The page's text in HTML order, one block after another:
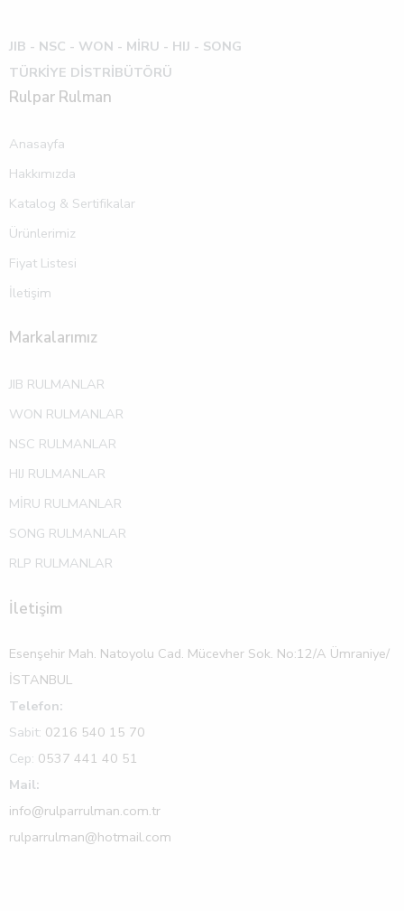
JIB - NSC - WON - MİRU - HIJ - SONG
TÜRKİYE DİSTRİBÜTÖRÜ
Rulpar Rulman
Anasayfa
Hakkımızda
Katalog & Sertifikalar
Ürünlerimiz
Fiyat Listesi
İletişim
Markalarımız
JIB RULMANLAR
WON RULMANLAR
NSC RULMANLAR
HIJ RULMANLAR
MİRU RULMANLAR
SONG RULMANLAR
RLP RULMANLAR
İletişim
Esenşehir Mah. Natoyolu Cad. Mücevher Sok. No:12/A Ümraniye/
İSTANBUL
Telefon:
Sabit: 0216 540 15 70
Cep: 0537 441 40 51
Mail:
info@rulparrulman.com.tr
rulparrulman@hotmail.com